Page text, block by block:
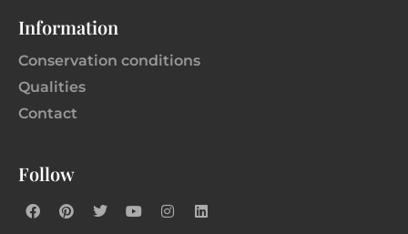
Information
Conservation conditions
Qualities
Contact
Follow